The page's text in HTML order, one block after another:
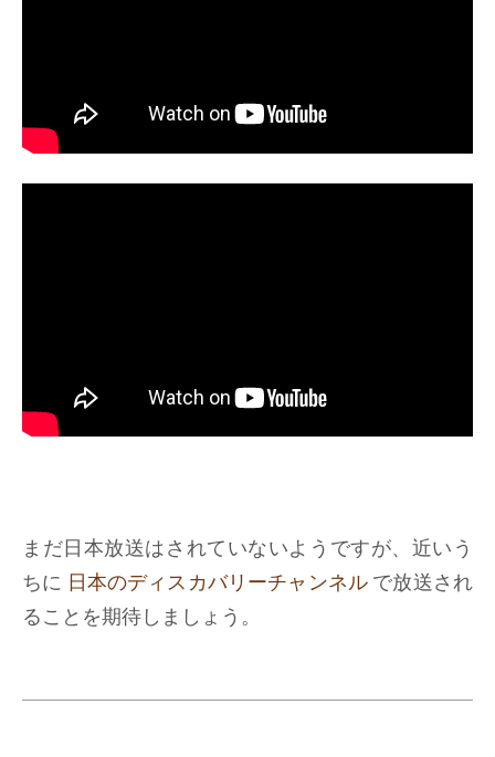
まだ日本放送はされていないようですが、近いう
ちに 日本のディスカバリーチャンネル で放送され
ることを期待しましょう。